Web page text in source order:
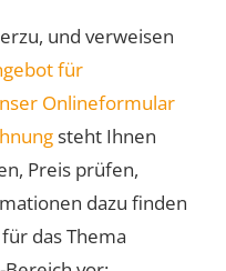
und verweisen
für
Onlineformular
steht Ihnen
Preis prüfen,
dazu finden
das Thema